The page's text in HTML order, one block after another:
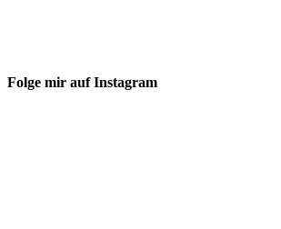
Folge mir auf Instagram